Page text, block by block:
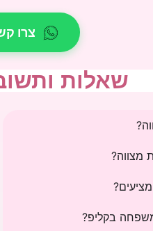
צרו
שאלות